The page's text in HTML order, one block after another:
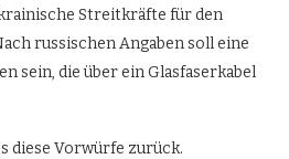
Streitkräfte für den
russischen Angaben soll eine
sein, die über ein Glasfaserkabel
diese Vorwürfe zurück.